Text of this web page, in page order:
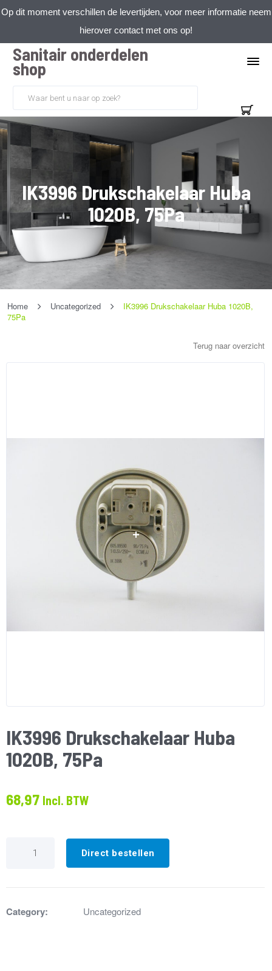
Op dit moment verschillen de levertijden, voor meer informatie neem
hierover contact met ons op!
Sanitair onderdelen
shop
IK3996 Drukschakelaar Huba
1020B, 75Pa
Home Uncategorized
IK3996 Drukschakelaar Huba 1020B,
75Pa
Terug naar overzicht
IK3996 Drukschakelaar Huba
1020B, 75Pa
68,97 Incl. BTW
Drukschakelaar
Direct bestellen
Category: Uncategorized